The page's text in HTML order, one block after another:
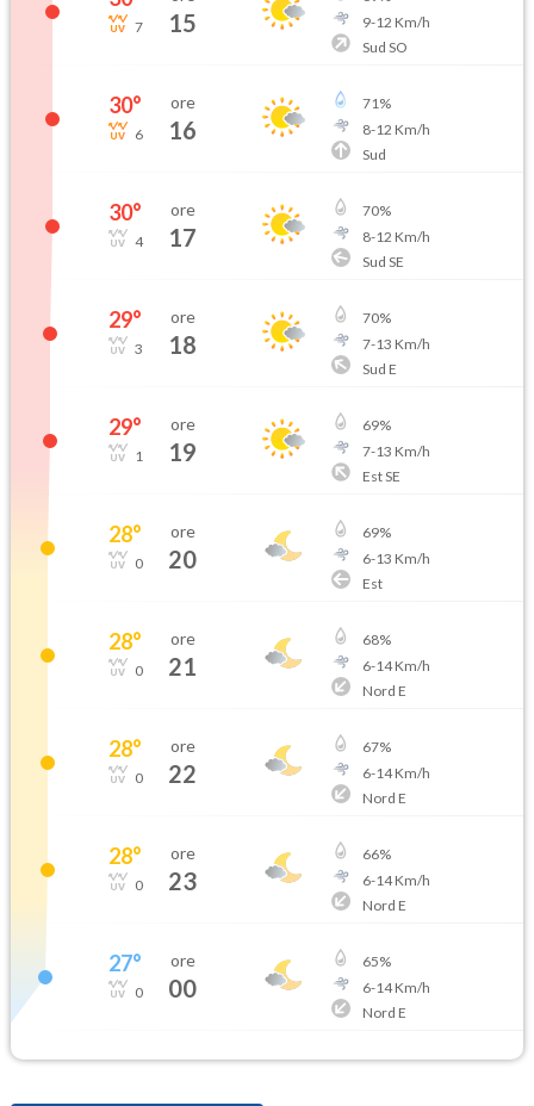
7 15
9-12 Km/h
Sud SO
30°
6
ore
16
71%
8-12 Km/h
Sud
30°
4
ore
17
70%
8-12 Km/h
Sud SE
29°
3
ore
18
70%
7-13 Km/h
Sud E
29°
1
ore
19
69%
7-13 Km/h
Est SE
28°
0
ore
20
69%
6-13 Km/h
Est
28°
0
ore
21
68%
6-14Km/h
Nord E
28°
0
ore
22
67%
6-14Km/h
Nord E
28°
0
ore
23
66%
6-14Km/h
Nord E
27°
0
ore
00
65%
6-14Km/h
Nord E